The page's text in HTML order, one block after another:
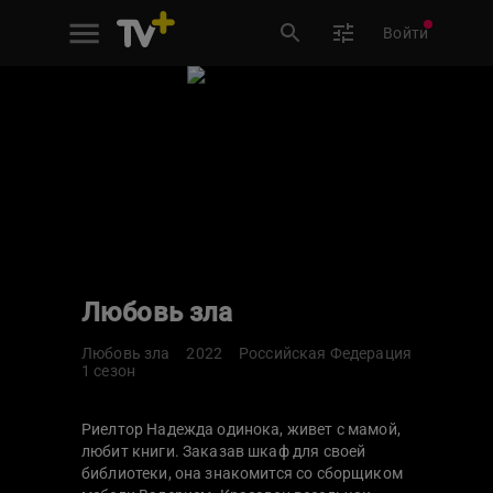
Войти
Любовь зла
Любовь зла 2022
Российская Федерация
1 сезон
Риелтор Надежда одинока, живет с мамой,
любит книги. Заказав шкаф для своей
библиотеки, она знакомится со сборщиком